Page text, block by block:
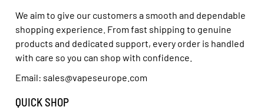
We aim to give our customers a smooth and dependable
shopping experience. From fast shipping to genuine
products and dedicated support, every order is handled
with care so you can shop with confidence.
Email: sales@vapeseurope.com
QUICK SHOP